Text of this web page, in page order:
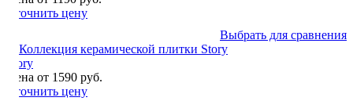
Уточнить цену
Выбрать для сравнения
Story
Цена от 1590 руб.
Уточнить цену